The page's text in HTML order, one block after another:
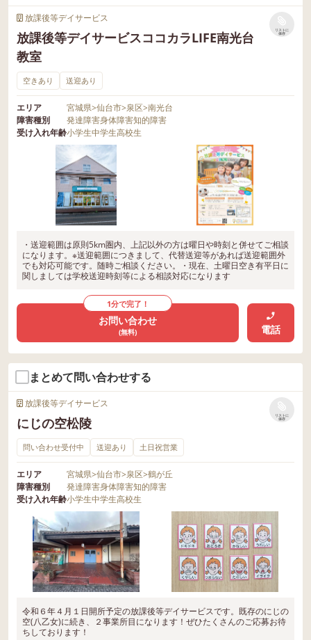
放課後等デイサービス
放課後等デイサービスココカラLIFE南光台
教室
リストに
保存
空きあり 送迎あり
エリア 宮城県>仙台市>泉区>南光台
障害種別
発達障害身体障害知的障害
受け入れ年齢小学生中学生高校生
・送迎範囲は原則5km圏内、上記以外の方は曜日や時刻と併せてご相談
になります。※送迎範囲につきまして、代替送迎等があれば送迎範囲外
でも対応可能です。随時ご相談ください。・現在、土曜日空き有平日に
関しましては学校送迎時刻等による相談対応になります
1分で完了！
お問い合わせ
(無料) 電話
まとめて問い合わせする
放課後等デイサービス
にじの空松陵
リストに
保存
問い合わせ受付中 送迎あり 土日祝営業
エリア 宮城県>仙台市>泉区>鶴が丘
障害種別
発達障害身体障害知的障害
受け入れ年齢小学生中学生高校生
令和６年４月１日開所予定の放課後等デイサービスです。既存のにじの
空(八乙女)に続き、２事業所目になります！ぜひたくさんのご応募お待
ちしております！